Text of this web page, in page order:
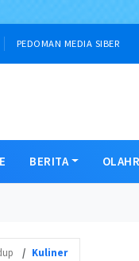
PEDOMAN MEDIA SIBER
BERITA
Kuliner